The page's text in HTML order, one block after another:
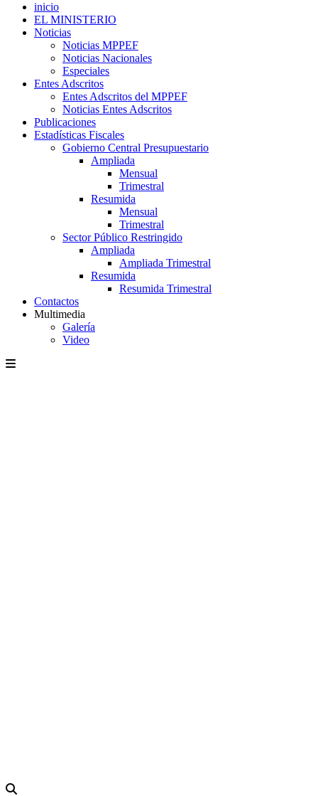
inicio
EL MINISTERIO
Noticias
Noticias MPPEF
Noticias Nacionales
Especiales
Entes Adscritos
Entes Adscritos del MPPEF
Noticias Entes Adscritos
Publicaciones
Estadísticas Fiscales
Gobierno Central Presupuestario
Ampliada
Mensual
Trimestral
Resumida
Mensual
Trimestral
Sector Público Restringido
Ampliada
Ampliada Trimestral
Resumida
Resumida Trimestral
Contactos
Multimedia
Galería
Video